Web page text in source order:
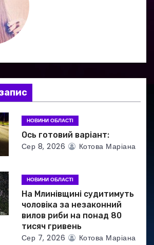
НОВИНИ ОБЛАСТІ
Ось готовий варіант:
Сер 8, 2026 Котова Маріана
НОВИНИ ОБЛАСТІ
На Млинівщині судитимуть
чоловіка за незаконний
вилов риби на понад 80
тисяч гривень
Сер 7, 2026 Котова Маріана